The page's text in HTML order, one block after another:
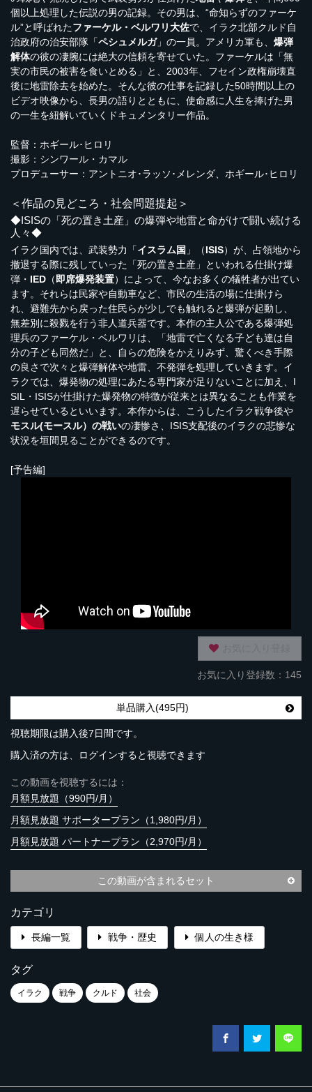
個以上処理した伝説の男の記録。その男は、“命知らずのファーケ
ル”と呼ばれたファーケル・ベルワリ大佐で、イラク北部クルド自
治政府の治安部隊「ペシュメルガ」の一員。アメリカ軍も、 爆弾
解体の彼の凄腕には絶大の信頼を寄せていた。ファーケルは「無
実の市民の被害を食いとめる」と、2003年、フセイン政権崩壊直
後に地雷除去を始めた。そんな彼の仕事を記録した50時間以上の
ビデオ映像から、長男の語りとともに、使命感に人生を捧げた男
の一生を紐解いていくドキュメンタリー作品。
監督：ホギール･ヒロリ
撮影：シンワール・カマル
プロデューサー：アントニオ･ラッソ･メレンダ、ホギール･ヒロリ
＜作品の見どころ・社会問題提起＞
◆ISISの「死の置き土産」の爆弾や地雷と命がけで闘い続ける
人々◆
イラク国内では、武装勢力「イスラム国 」（ISIS）が、占領地から
撤退する際に残していった「死の置き土産」といわれる仕掛け爆
弾・ IED （ 即席爆発装置）によって、今なお多くの犠牲者が出てい
ます。それらは民家や自動車など、市民の生活の場に仕掛けら
れ、避難先から戻った住民らが少しでも触れると爆弾が起動し、
無差別に殺戮を行う非人道兵器です。本作の主人公である爆弾処
理兵のファーケル・ベルワリは、「地雷で亡くなる子ども達は自
分の子ども同然だ」と、自らの危険をかえりみず、驚くべき手際
の良さで次々と爆弾解体や地雷、不発弾を処理していきます。イ
ラクでは、爆発物の処理にあたる専門家が足りないことに加え、I
SIL・ISISが仕掛けた爆発物の特徴が従来とは異なることも作業を
遅らせているといいます。本作からは、こうしたイラク戦争後や
モスル(モースル）の戦いの凄惨さ、ISIS支配後のイラクの悲惨な
状況を垣間見ることができるのです。
[予告編]
お気に入り登録数：145
単品購入(495円)
視聴期限は購入後7日間です。
購入済の方は、ログインすると視聴できます
この動画を視聴するには：
月額見放題（990円/月）
月額見放題 サポータープラン（1,980円/月）
月額見放題 パートナープラン（2,970円/月）
この動画が含まれるセット
カテゴリ
長編一覧 戦争・歴史 個人の生き様
タグ
イラク 戦争 クルド 社会